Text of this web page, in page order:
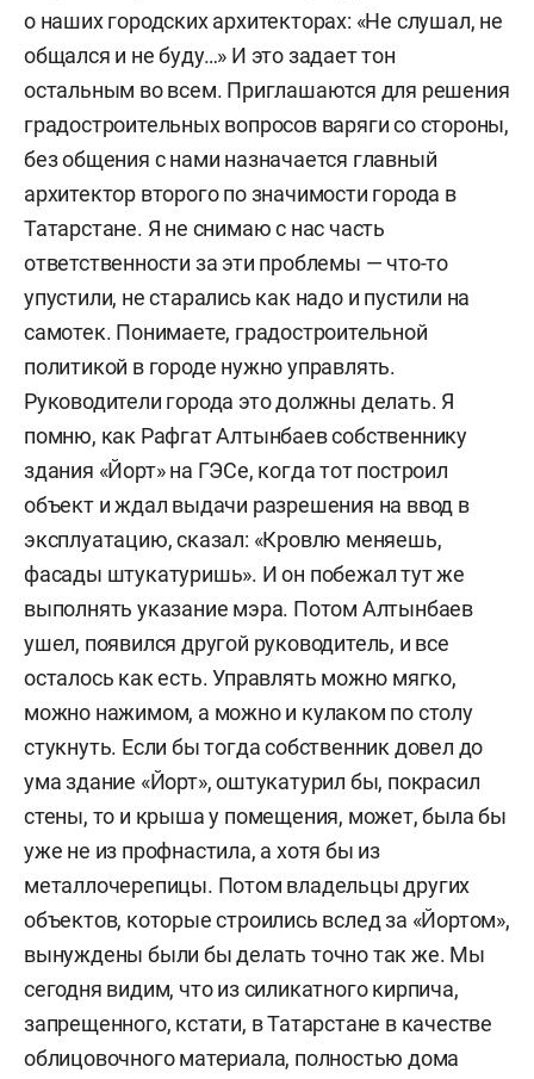
о наших городских архитекторах: «Не слушал, не
общался и не буду…» И это задает тон
остальным во всем. Приглашаются для решения
градостроительных вопросов варяги со стороны,
без общения с нами назначается главный
архитектор второго по значимости города в
Татарстане. Я не снимаю с нас часть
ответственности за эти проблемы — что-то
упустили, не старались как надо и пустили на
самотек. Понимаете, градостроительной
политикой в городе нужно управлять.
Руководители города это должны делать. Я
помню, как Рафгат Алтынбаев собственнику
здания «Йорт» на ГЭСе, когда тот построил
объект и ждал выдачи разрешения на ввод в
эксплуатацию, сказал: «Кровлю меняешь,
фасады штукатуришь». И он побежал тут же
выполнять указание мэра. Потом Алтынбаев
ушел, появился другой руководитель, и все
осталось как есть. Управлять можно мягко,
можно нажимом, а можно и кулаком по столу
стукнуть. Если бы тогда собственник довел до
ума здание «Йорт», оштукатурил бы, покрасил
стены, то и крыша у помещения, может, была бы
уже не из профнастила, а хотя бы из
металлочерепицы. Потом владельцы других
объектов, которые строились вслед за «Йортом»,
вынуждены были бы делать точно так же. Мы
сегодня видим, что из силикатного кирпича,
запрещенного, кстати, в Татарстане в качестве
облицовочного материала, полностью дома